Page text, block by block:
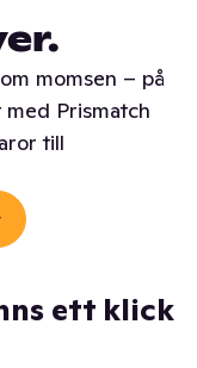
momsen – på
Prismatch
till
ett klick